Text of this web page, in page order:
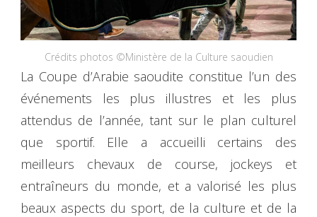
Crédits photos ©Ministère de la Culture saoudien
La Coupe d’Arabie saoudite constitue l’un des
événements les plus illustres et les plus
attendus de l’année, tant sur le plan culturel
que sportif. Elle a accueilli certains des
meilleurs chevaux de course, jockeys et
entraîneurs du monde, et a valorisé les plus
beaux aspects du sport, de la culture et de la